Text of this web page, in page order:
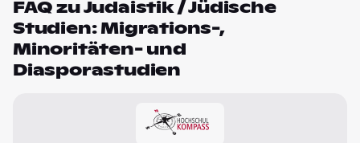
FAQ zu Judaistik / Jüdische
Studien: Migrations-,
Minoritäten- und
Diasporastudien